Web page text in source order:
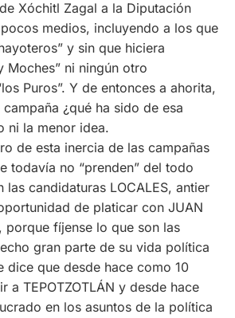
Xóchitl Zagal a la Diputación
medios, incluyendo a los que
y sin que hiciera
Moches” ni ningún otro
Puros”. Y de entonces a ahorita,
¿qué ha sido de esa
ni la menor idea.
de esta inercia de las campañas
todavía no “prenden” del todo
las candidaturas LOCALES, antier
de platicar con JUAN
porque fíjense lo que son las
gran parte de su vida política
dice que desde hace como 10
a TEPOTZOTLÁN y desde hace
en los asuntos de la política